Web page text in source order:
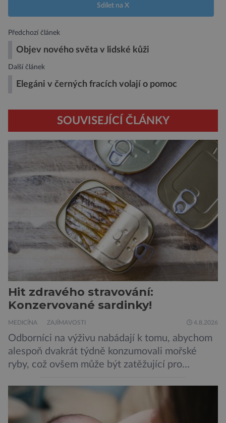
Sdílet na X
Předchozí článek
Objev nového světa v lidské kůži
Další článek
Elegáni v černých fracích volají o pomoc
SOUVISEJÍCÍ ČLÁNKY
Hit zdravého stravování:
Konzervované sardinky!
MEDICÍNA ZAJÍMAVOSTI 4.8.2026
Odborníci na výživu nabádají k tomu, abychom
alespoň dvakrát týdně konzumovali mořské
ryby, což ovšem může být zatěžující pro
doporučení se nyní staly konzervované
sardinky, které si může dovolit opravdu každý
„Místo toho, aby poskytovaly izolované